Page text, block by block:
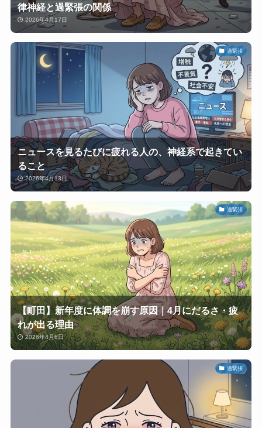
律神経と過緊張の関係
2026年4月17日
過緊張
ニュースを見るたびに疲れる人の、神経系で起きてい
ること
2026年4月13日
過緊張
【町田】新年度に体調を崩す原因｜4月にだるさ・疲
れが出る理由
2026年4月6日
過緊張